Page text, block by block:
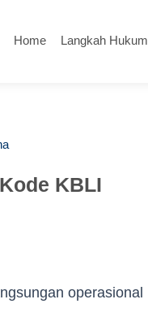
Home Langkah Hukum
KBLI
operasional